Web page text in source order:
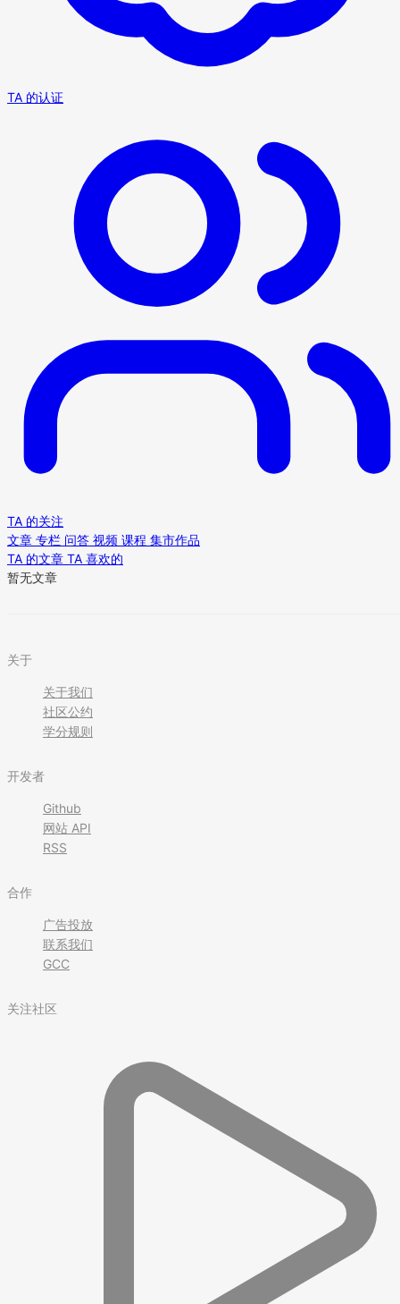
TA 的认证
TA 的关注
文章 专栏 问答 视频 课程 集市作品
TA 的文章 TA 喜欢的
暂无文章
关于
关于我们
社区公约
学分规则
开发者
Github
网站 API
RSS
合作
广告投放
联系我们
GCC
关注社区